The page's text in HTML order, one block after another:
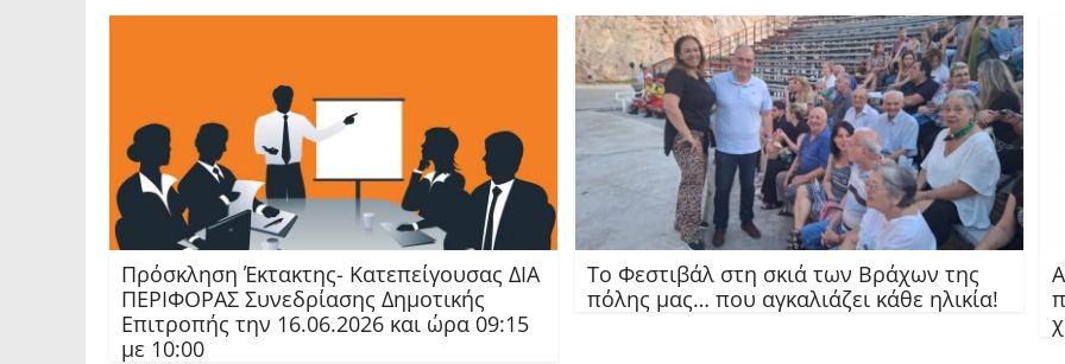
Πρόσκληση Έκτακτης- Κατεπείγουσας ΔΙΑ
ΠΕΡΙΦΟΡΑΣ Συνεδρίασης Δημοτικής
Επιτροπής την 16.06.2026 και ώρα 09:15
με 10:00
Το Φεστιβάλ στη σκιά των Βράχων της
πόλης μας… που αγκαλιάζει κάθε ηλικία!